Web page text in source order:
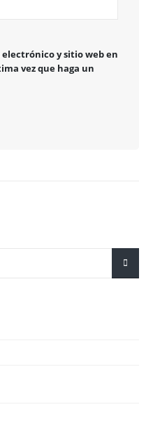
y sitio web en
vez que haga un